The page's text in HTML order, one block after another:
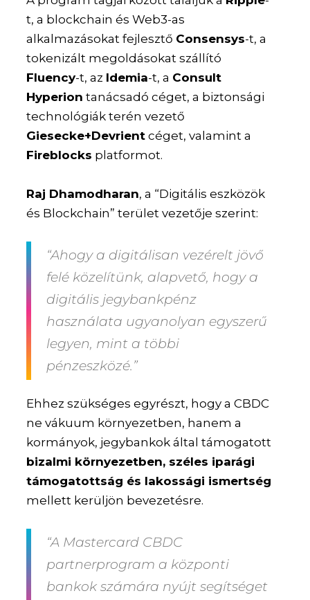
t, a blockchain és Web3-as
alkalmazásokat fejlesztő Consensys-t, a
tokenizált megoldásokat szállító
Fluency-t, az Idemia-t, a Consult
Hyperion tanácsadó céget, a biztonsági
technológiák terén vezető
Giesecke+Devrient céget, valamint a
Fireblocks platformot.
Raj Dhamodharan, a “Digitális eszközök
és Blockchain” terület vezetője szerint:
“Ahogy a digitálisan vezérelt jövő
felé közelítünk, alapvető, hogy a
digitális jegybankpénz
használata ugyanolyan egyszerű
legyen, mint a többi
pénzeszközé.”
Ehhez szükséges egyrészt, hogy a CBDC
ne vákuum környezetben, hanem a
kormányok, jegybankok által támogatott
bizalmi környezetben, széles iparági
támogatottság és lakossági ismertség
mellett kerüljön bevezetésre.
“A Mastercard CBDC
partnerprogram a központi
bankok számára nyújt segítséget